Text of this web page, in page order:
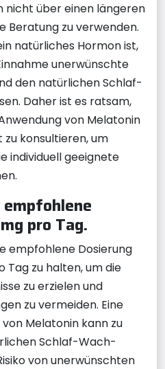
nicht über einen längeren
Beratung zu verwenden.
natürliches Hormon ist,
unerwünschte
den natürlichen Schlaf-
Daher ist es ratsam,
von Melatonin
zu konsultieren, um
individuell geeignete
pro Tag.
empfohlene Dosierung
Tag zu halten, um die
zu erzielen und
zu vermeiden. Eine
Melatonin kann zu
Schlaf-Wach-
von unerwünschten